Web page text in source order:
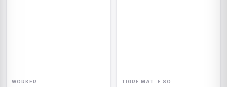
WORKER TIGRE MAT. E SO